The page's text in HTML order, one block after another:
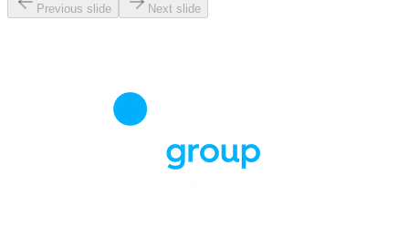
Previous slide Next slide